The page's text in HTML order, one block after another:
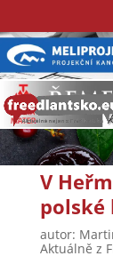
V
polské
autor:
Aktuálně z